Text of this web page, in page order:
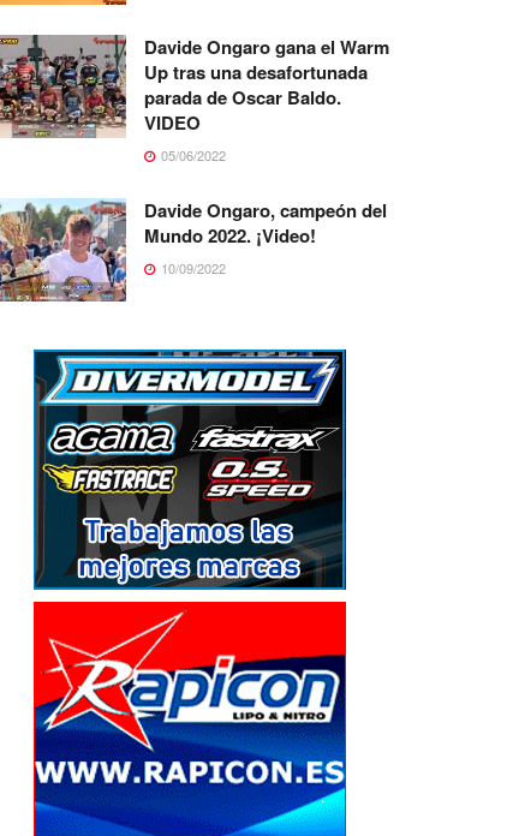
Davide Ongaro gana el Warm
Up tras una desafortunada
parada de Oscar Baldo.
VIDEO
05/06/2022
Davide Ongaro, campeón del
Mundo 2022. ¡Video!
10/09/2022